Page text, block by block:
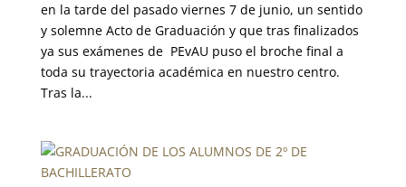
en la tarde del pasado viernes 7 de junio, un sentido
y solemne Acto de Graduación y que tras finalizados
ya sus exámenes de PEvAU puso el broche final a
toda su trayectoria académica en nuestro centro.
Tras la...